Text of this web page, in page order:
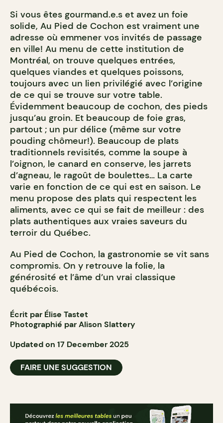
Si vous êtes gourmand.e.s et avez un foie
solide, Au Pied de Cochon est vraiment une
adresse où emmener vos invités de passage
en ville! Au menu de cette institution de
Montréal, on trouve quelques entrées,
quelques viandes et quelques poissons,
toujours avec un lien privilégié avec l’origine
de ce qui se trouve sur votre table.
Évidemment beaucoup de cochon, des pieds
jusqu’au groin. Et beaucoup de foie gras,
partout ; un pur délice (même sur votre
pouding chômeur!). Beaucoup de plats
traditionnels revisités, comme la soupe à
l’oignon, le canard en conserve, les jarrets
d’agneau, le ragoût de boulettes… La carte
varie en fonction de ce qui est en saison. Le
menu propose des plats qui respectent les
aliments, avec ce qui se fait de meilleur : des
plats authentiques aux vraies saveurs du
terroir du Québec.
Au Pied de Cochon, la gastronomie se vit sans
compromis. On y retrouve la folie, la
générosité et l’âme d’un vrai classique
québécois.
Écrit par Élise Tastet
Photographié par Alison Slattery
Updated on 17 December 2025
FAIRE UNE SUGGESTION